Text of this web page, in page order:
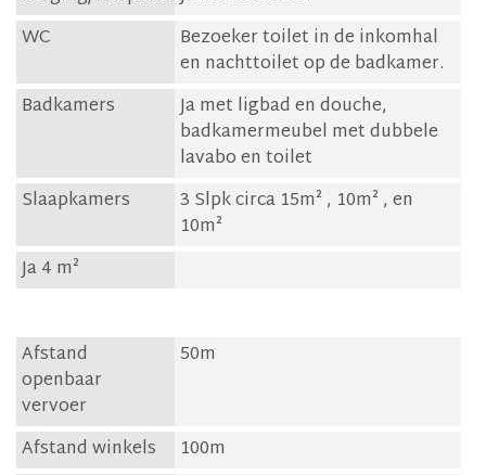
WC
Bezoeker toilet in de inkomhal
en nachttoilet op de badkamer.
Badkamers
Ja met ligbad en douche,
badkamermeubel met dubbele
lavabo en toilet
Slaapkamers
3 Slpk circa 15m² , 10m² , en
10m²
Ja 4 m²
Afstand
openbaar
vervoer
50m
Afstand winkels
100m